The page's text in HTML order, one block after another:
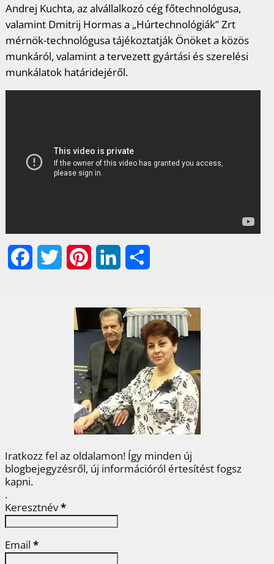
Andrej Kuchta, az alvállalkozó cég főtechnológusa,
valamint Dmitrij Hormas a „Húrtechnológiák” Zrt
mérnök-technológusa tájékoztatják Önöket a közös
munkáról, valamint a tervezett gyártási és szerelési
munkálatok határidejéről.
n
t
r
e
s
t
n
k
e
I
n
s
z
a
m
e
g
Iratkozz fel az oldalamon! Így minden új
blogbejegyzésről, új információról értesítést fogsz
kapni.
.
Keresztnév*
Email *